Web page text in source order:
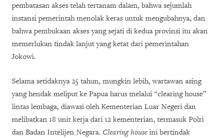
pembatasan akses telah tertanam dalam, bahwa sejumlah
instansi pemerintah menolak keras untuk mengubahnya, dan
bahwa pembukaan akses yang sejati di kedua provinsi itu akan
memerlukan tindak lanjut yang ketat dari pemerintahan
Jokowi.
Selama setidaknya 25 tahun, mungkin lebih, wartawan asing
yang hendak meliput ke Papua harus melalui “clearing house”
lintas lembaga, diawasi oleh Kementerian Luar Negeri dan
melibatkan 18 unit kerja dari 12 kementerian, termasuk Polri
dan Badan Intelijen Negara. Clearing house ini bertindak